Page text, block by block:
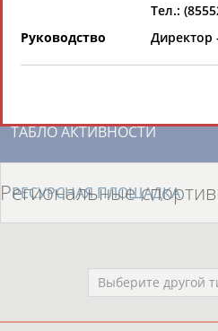
Региональные спортивные
СВОДНЫЕ ИНДЕКСЫ
ТАБЛО АКТИВНОСТИ
РЕСУРСНАЯ ПЛОЩАДКА
Региональные
Выберите другой
Тел.:
Руководство
Директор